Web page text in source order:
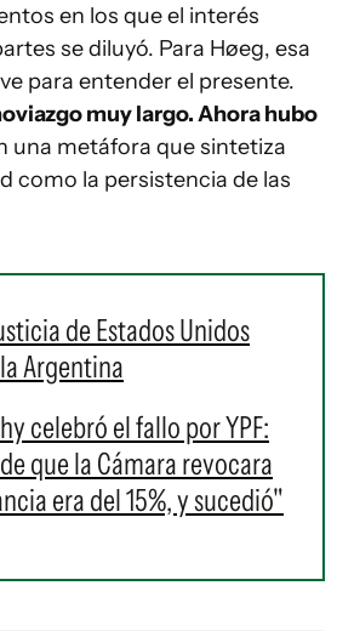
en los que el interés
se diluyó. Para Høeg, esa
para entender el presente.
muy largo. Ahora hubo
una metáfora que sintetiza
como la persistencia de las
de Estados Unidos
Argentina
celebró el fallo por YPF:
que la Cámara revocara
era del 15%, y sucedió"